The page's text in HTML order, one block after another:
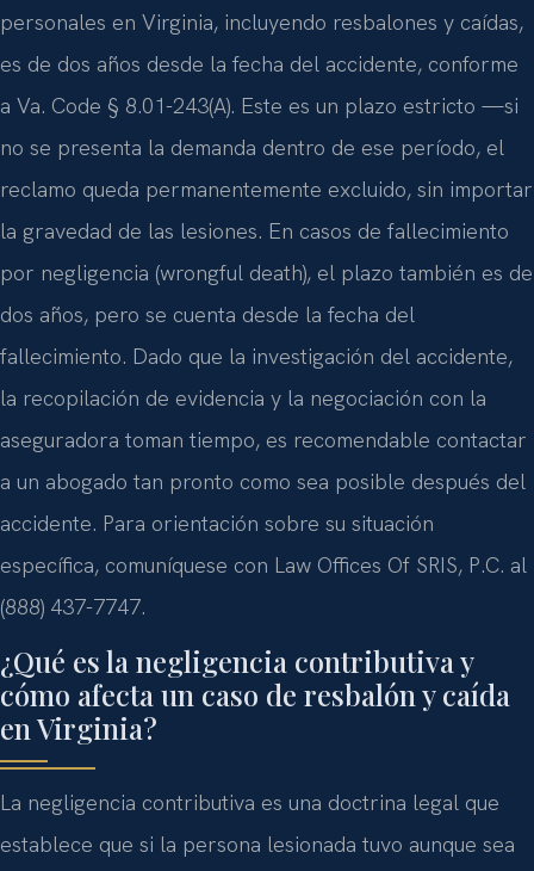
personales en Virginia, incluyendo resbalones y caídas,
es de dos años desde la fecha del accidente, conforme
a Va. Code § 8.01-243(A). Este es un plazo estricto —si
no se presenta la demanda dentro de ese período, el
reclamo queda permanentemente excluido, sin importar
la gravedad de las lesiones. En casos de fallecimiento
por negligencia (wrongful death), el plazo también es de
dos años, pero se cuenta desde la fecha del
fallecimiento. Dado que la investigación del accidente,
la recopilación de evidencia y la negociación con la
aseguradora toman tiempo, es recomendable contactar
a un abogado tan pronto como sea posible después del
accidente. Para orientación sobre su situación
específica, comuníquese con Law Offices Of SRIS, P.C. al
(888) 437-7747.
¿Qué es la negligencia contributiva y
cómo afecta un caso de resbalón y caída
en Virginia?
La negligencia contributiva es una doctrina legal que
establece que si la persona lesionada tuvo aunque sea